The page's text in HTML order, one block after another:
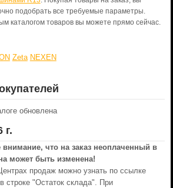
подобрать все требуемые параметры.
каталогом товаров вы можете прямо сейчас.
Zeta NEXEN
обновлена
г.
что на заказ неоплаченный в
может быть изменена!
продаж можно узнать по ссылке
строке "Остаток склада". При